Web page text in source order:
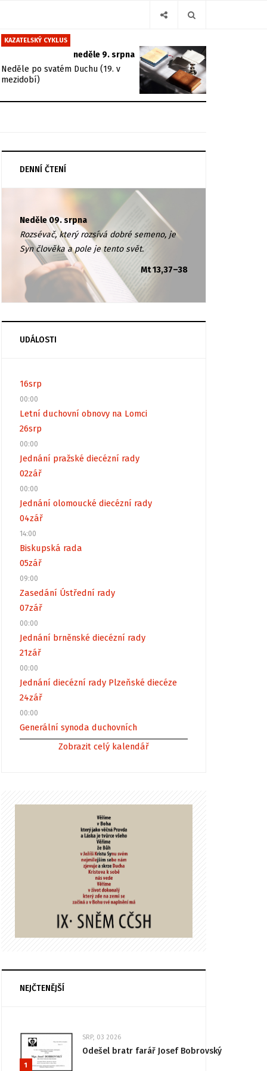
KAZATELSKÝ CYKLUS
neděle 9. srpna
Neděle po svatém Duchu (19. v
mezidobí)
DENNÍ ČTENÍ
Neděle 09. srpna
Rozsévač, který rozsívá dobré semeno, je
Syn člověka a pole je tento svět.
Mt 13,37–38
UDÁLOSTI
16srp
00:00
Letní duchovní obnovy na Lomci
26srp
00:00
Jednání pražské diecézní rady
02zář
00:00
Jednání olomoucké diecézní rady
04zář
14:00
Biskupská rada
05zář
09:00
Zasedání Ústřední rady
07zář
00:00
Jednání brněnské diecézní rady
21zář
00:00
Jednání diecézní rady Plzeňské diecéze
24zář
00:00
Generální synoda duchovních
Zobrazit celý kalendář
NEJČTENĚJŠÍ
1
SRP, 03 2026
Odešel bratr farář Josef Bobrovský